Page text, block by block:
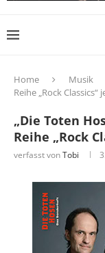
Home Musik
Reihe „Rock
„Die Toten
Reihe „Rock
verfasst vonTobi